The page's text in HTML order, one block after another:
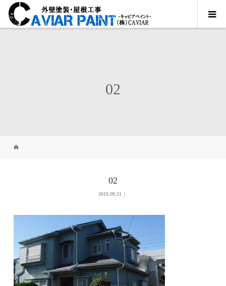
02
02
2019.09.21